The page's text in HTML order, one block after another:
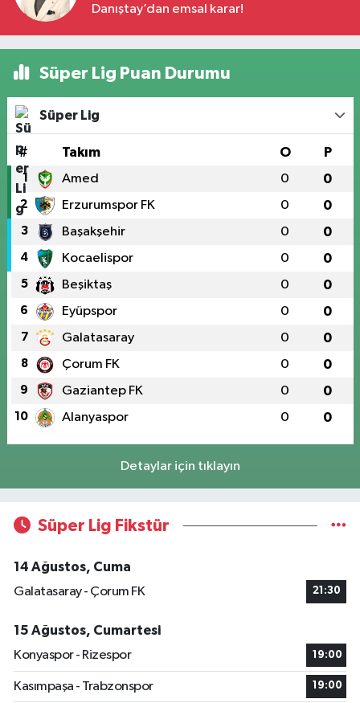
Danıştay’dan emsal karar!
Süper Lig Puan Durumu
Süper Lig
# Takım O P
1 Amed 0 0
2 Erzurumspor FK 0 0
3 Başakşehir 0 0
4 Kocaelispor 0 0
5 Beşiktaş 0 0
6 Eyüpspor 0 0
7 Galatasaray 0 0
8 Çorum FK 0 0
9 Gaziantep FK 0 0
10 Alanyaspor 0 0
Detaylar için tıklayın
Süper Lig Fikstür
14 Ağustos, Cuma
Galatasaray - Çorum FK
21:30
15 Ağustos, Cumartesi
Konyaspor - Rizespor
19:00
Kasımpaşa - Trabzonspor 19:00